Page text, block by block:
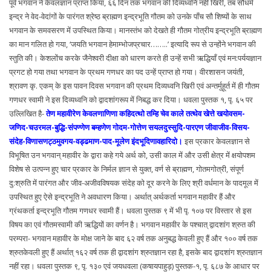
पूर्व भगवान ने केवलज्ञान प्राप्त किया, ६६ दिन तक भगवान की दिव्यध्वनि नहीं खिरी, तब सौधर्म
इन्द्र ने वेद-वेदांगों के पारंगत श्रेष्ठ ब्राह्मण इन्द्रभूति गौतम को उनके पाँच सौ शिष्यों के साथ
भगवान के समवसरण में उपस्थित किया। मानस्तंभ को देखते ही गौतम गोत्रीय इन्द्रभूति ब्राह्मण
का मान गलित हो गया, ‘जयति भगवान हेमाम्भोजप्रचार……..’ इत्यादि रूप से उन्होंने भगवान की
स्तुति की। केशलोंच करके जैनेश्वरी दीक्षा को धारण करते ही उन्हें सभी ऋद्धियाँ एवं मन:पर्ययज्ञान
प्रगट हो गया तथा भगवान के प्रथम गणधर का पद उन्हें प्राप्त हो गया। वीरशासन जयंती,
श्रावण कृ. एकम् के इस पावन दिवस भगवान की प्रथम दिव्यध्वनि खिरी एवं अन्तर्मुहूर्त में ही गौतम
गणधर स्वामी ने इस दिव्यध्वनि को द्वादशांगरूप में निबद्ध कर दिया। धवला पुस्तक १, पृ. ६५ पर
उल्लिखित है-तेण महावीरेण केवलणाणिणा कहिदत्थो तम्हि चेव काले तत्थेव खेत्ते खयोवसम-
जणिद-चउरमल-बुद्धि-संपण्णेण बम्हणेण गोदम-गोत्तेण सयलदुस्सुदि-पारएण जीवाजीव-विसय-
संदेह-विणासणट्ठमुवगय-वड्ढमाण-पाद-मूलेण इंदभूदिणावहारिदो। इस प्रकार केवलज्ञान से
विभूषित उन भगवान् महावीर के द्वारा कहे गये अर्थ को, उसी काल में और उसी क्षेत्र में क्षयोपशम
विशेष से उत्पन्न हुए चार प्रकार के निर्मल ज्ञान से युक्त, वर्ण से ब्राह्मण, गोतमगोत्री, संपूर्ण
दु:श्रुति में पारंगत और जीव-अजीवविषयक संदेह को दूर करने के लिए श्री वर्धमान के पादमूल में
उपस्थित हुए ऐसे इन्द्रभूति ने अवधारण किया। अर्थात् अर्थकर्ता भगवान महावीर हैं और
ग्रंथकर्ता इन्द्रभूति गौतम गणधर स्वामी हैं। धवला पुस्तक ९ में भी पृ. १०७ पर विस्तार से इस
विषय का एवं गौतमस्वामी की ऋद्धियों का वर्णन है। भगवान महावीर के पश्चात् द्वादशांग श्रुत की
परम्परा- भगवान महावीर के मोक्ष जाने के बाद ६२ वर्ष तक अनुबद्ध केवली हुए हैं और १०० वर्ष तक
श्रुतकेवली हुए हैं अर्थात् १६२ वर्ष तक ही द्वादशांग श्रुतज्ञान रहा है, इसके बाद द्वादशांग श्रुतज्ञान
नहीं रहा। धवला पुस्तक ९, पृ. १३० एवं जयधवला (कषायपाहुड़) पुस्तक-१, पृ. ६८७ के आधार पर